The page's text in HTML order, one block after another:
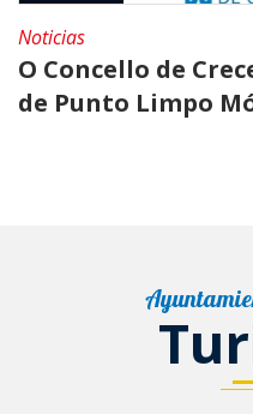
Noticias
O Concello de
de Punto Limpo